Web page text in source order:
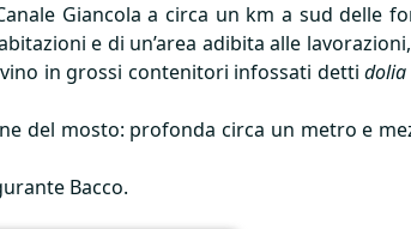
Giancola a circa un km a sud delle
e di un’area adibita alle
vino in grossi contenitori infossati dettidolia
del mosto: profonda circa un metro e
Bacco.